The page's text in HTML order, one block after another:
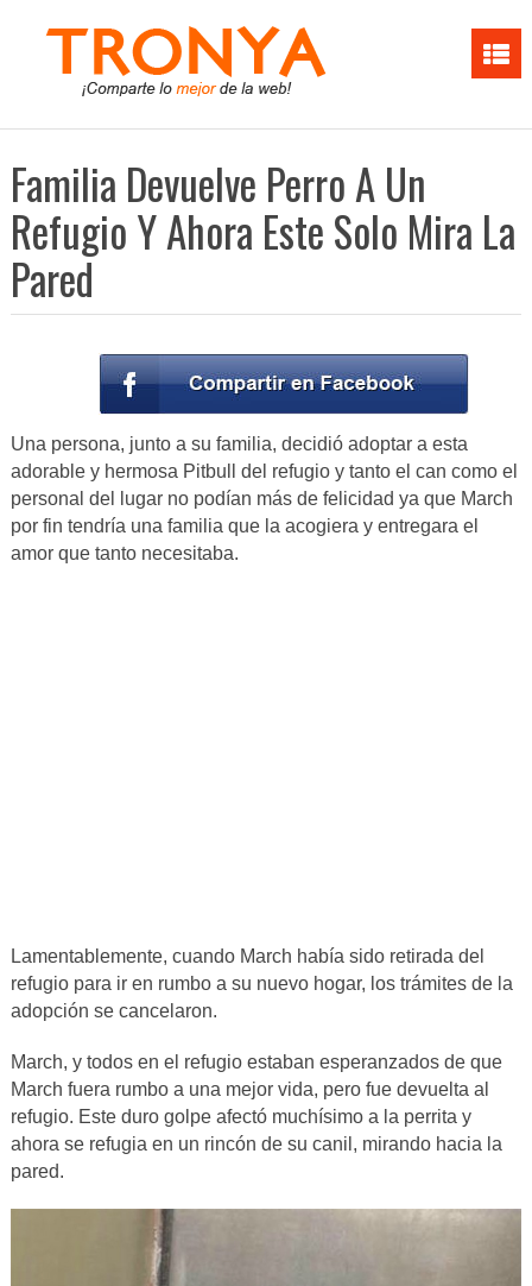
Familia Devuelve Perro A Un
Refugio Y Ahora Este Solo Mira La
Pared
Una persona, junto a su familia, decidió adoptar a esta
adorable y hermosa Pitbull del refugio y tanto el can como el
personal del lugar no podían más de felicidad ya que March
por fin tendría una familia que la acogiera y entregara el
amor que tanto necesitaba.
Lamentablemente, cuando March había sido retirada del
refugio para ir en rumbo a su nuevo hogar, los trámites de la
adopción se cancelaron.
March, y todos en el refugio estaban esperanzados de que
March fuera rumbo a una mejor vida, pero fue devuelta al
refugio. Este duro golpe afectó muchísimo a la perrita y
ahora se refugia en un rincón de su canil, mirando hacia la
pared.